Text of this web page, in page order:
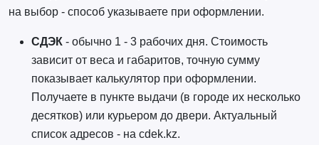
на выбор - способ указываете при оформлении.
СДЭК- обычно 1 - 3 рабочих дня. Стоимость
зависит от веса и габаритов, точную сумму
показывает калькулятор при оформлении.
Получаете в пункте выдачи (в городе их несколько
десятков) или курьером до двери. Актуальный
список адресов - на cdek.kz.